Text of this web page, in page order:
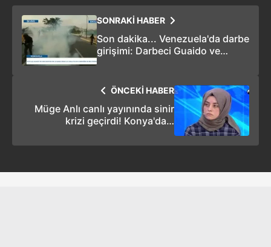
SONRAKİ HABER
Son dakika... Venezuela'da darbe
girişimi: Darbeci Guaido ve
ÖNCEKİ HABER
Müge Anlı canlı yayınında sinir
krizi geçirdi! Konya'daki
ifadesi ortaya çıktı! Katiller...